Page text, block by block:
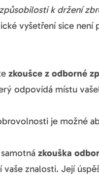
k držení
vyšetření sice není
zkoušce z odborné
odpovídá místu
je možné
zkouška
vaše znalosti. Její